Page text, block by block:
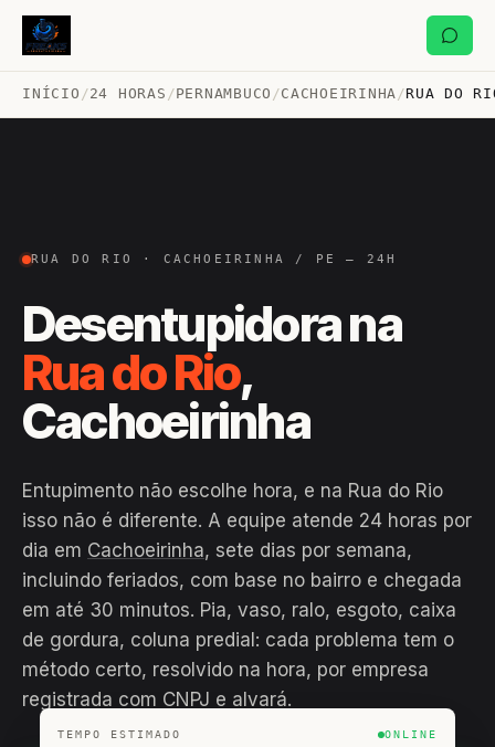
INÍCIO /24 HORAS /PERNAMBUCO /CACHOEIRINHA /RUA DO
RUA DO RIO · CACHOEIRINHA / PE — 24H
Desentupidora na
Rua do Rio,
Cachoeirinha
Entupimento não escolhe hora, e na Rua do Rio
isso não é diferente. A equipe atende 24 horas por
dia em Cachoeirinha, sete dias por semana,
incluindo feriados, com base no bairro e chegada
em até 30 minutos. Pia, vaso, ralo, esgoto, caixa
de gordura, coluna predial: cada problema tem o
método certo, resolvido na hora, por empresa
registrada com CNPJ e alvará.
TEMPO ESTIMADO ONLINE